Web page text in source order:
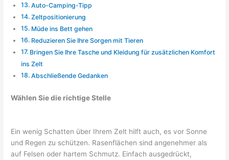
Auto-Camping-Tipp
Zeltpositionierung
Müde ins Bett gehen
Reduzieren Sie Ihre Sorgen mit Tieren
Bringen Sie Ihre Tasche und Kleidung für zusätzlichen Komfort
ins Zelt
Abschließende Gedanken
Wählen Sie die richtige Stelle
Ein wenig Schatten über Ihrem Zelt hilft auch, es vor Sonne
und Regen zu schützen. Rasenflächen sind angenehmer als
auf Felsen oder hartem Schmutz. Einfach ausgedrückt,